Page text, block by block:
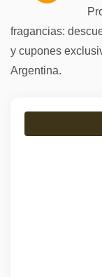
fragancias:
y cupones
Argentina.